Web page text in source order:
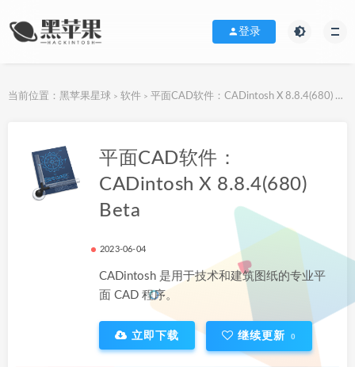
登录
当前位置： 黑苹果星球 > 软件 > 平面CAD软件：CADintosh X 8.8.4(680) Beta
平面CAD软件：
CADintosh X 8.8.4(680)
Beta
2023-06-04
CADintosh 是用于技术和建筑图纸的专业平
面 CAD 程序。
立即下载 继续更新 0